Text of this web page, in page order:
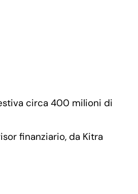
circa 400 milioni di
finanziario, da Kitra